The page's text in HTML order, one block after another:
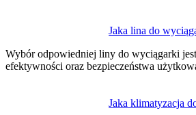
Jaka lina do
Wybór odpowiedniej liny do wyciągarki
efektywności oraz bezpieczeństwa
Jaka klimatyzacja